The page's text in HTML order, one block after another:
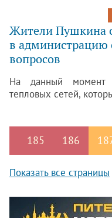
школы-интерната
своим
представлением.
Жители Пушкина
в администрацию
вопросов
На данный
тепловых сетей,
185 186
Показать все страницы